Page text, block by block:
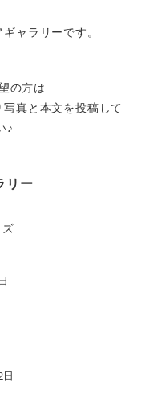
ャラリーです。
の方は
写真と本文を投稿して
♪
リー